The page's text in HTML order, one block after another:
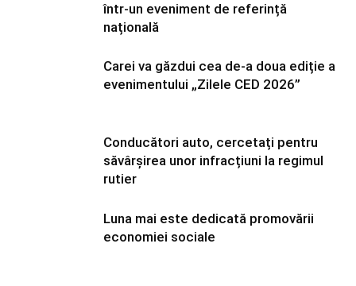
într-un eveniment de referință
națională
Carei va găzdui cea de-a doua ediție a
evenimentului „Zilele CED 2026”
Conducători auto, cercetați pentru
săvârșirea unor infracțiuni la regimul
rutier
Luna mai este dedicată promovării
economiei sociale